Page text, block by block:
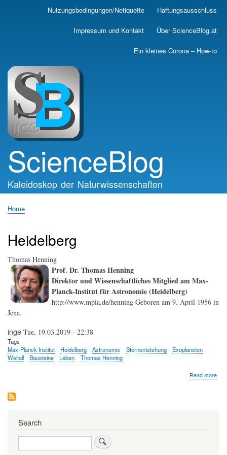
Skip
main
Nutzungsbedingungen/Netiquette Haftungsausschluss
Impressum und Kontakt Über ScienceBlog.at
Ein kleines Corona – How-to
ScienceBlog
Kaleidoskop der Naturwissenschaften
Home
Heidelberg
Thomas Henning
Prof. Dr. Thomas Henning
Direktor und Wissenschaftliches Mitglied am Max-
Planck-Institut für Astronomie (Heidelberg)
http://www.mpia.de/henning Geboren am 9. April 1956 in
Jena.
inge Tue, 19.03.2019 - 22:38
Tags
Max-Planck Institut
Heidelberg Astronomie Sternentstehung
Exoplaneten
Weltall
Bausteine Leben Thomas Henning
Read more
Search
Search